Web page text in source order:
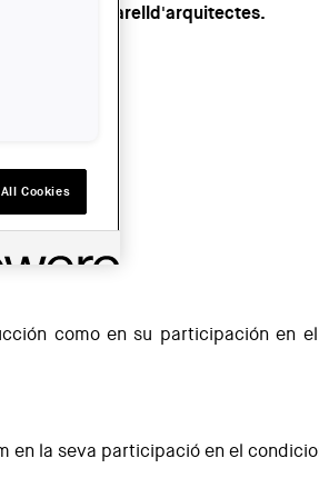
despatx unparelld'arquitectes.
a ella
como en su participación en
en la seva participació en el
Cookies